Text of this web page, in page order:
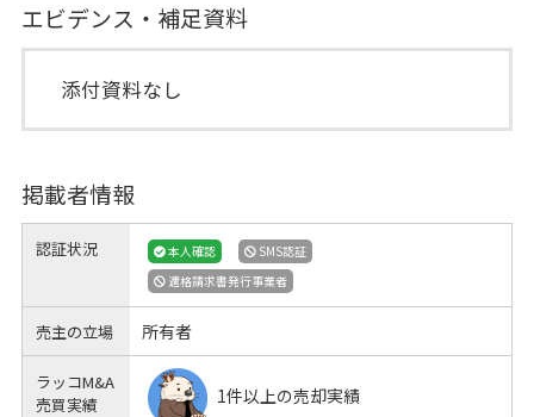
エビデンス・補足資料
添付資料なし
掲載者情報
認証状況 本人確認
SMS認証
適格請求書発行事業者
売主の立場 所有者
ラッコM&A
売買実績
1件以上の売却実績